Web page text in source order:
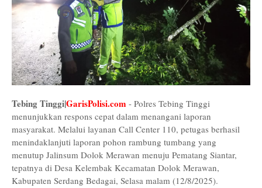
Tebing Tinggi|GarisPolisi.com - Polres Tebing Tinggi
menunjukkan respons cepat dalam menangani laporan
masyarakat. Melalui layanan Call Center 110, petugas berhasil
menindaklanjuti laporan pohon rambung tumbang yang
menutup Jalinsum Dolok Merawan menuju Pematang Siantar,
tepatnya di Desa Kelembak Kecamatan Dolok Merawan,
Kabupaten Serdang Bedagai, Selasa malam (12/8/2025).